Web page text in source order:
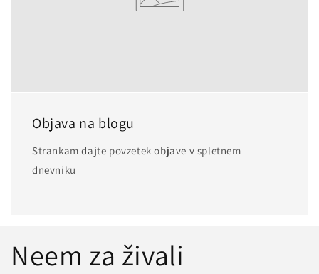
Objava na blogu
Strankam dajte povzetek objave v spletnem
dnevniku
Neem za živali